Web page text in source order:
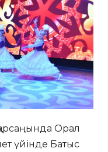
Орал
үйінде Батыс